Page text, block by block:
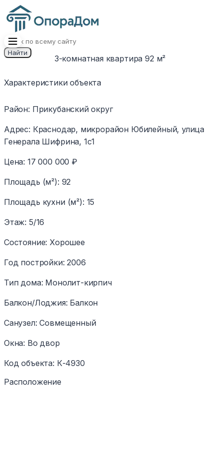
Найти
3-комнатная квартира 92 м²
недоступно
Характеристики объекта
Район: Прикубанский округ
Адрес: Краснодар, микрорайон Юбилейный, улица
Генерала Шифрина, 1с1
Цена: 17 000 000 ₽
Площадь (м²): 92
Площадь кухни (м²): 15
Этаж: 5/16
Состояние: Хорошее
Год постройки: 2006
Тип дома: Монолит-кирпич
Балкон/Лоджия: Балкон
Санузел: Совмещенный
Окна: Во двор
Код объекта: К-4930
Расположение